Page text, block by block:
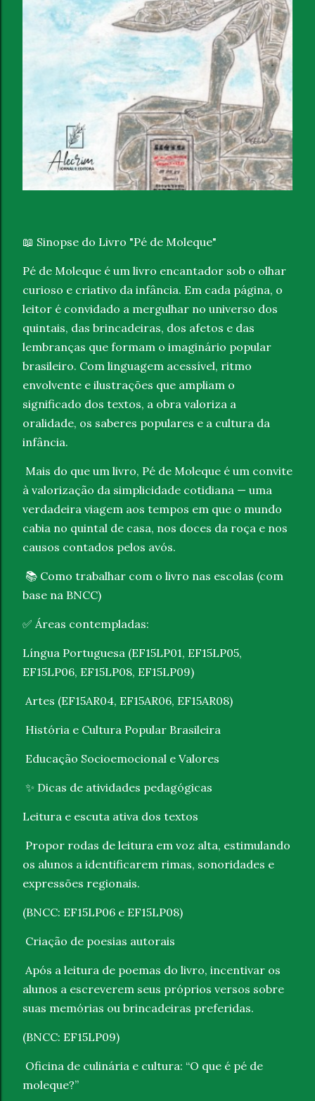
📖 Sinopse do Livro "Pé de Moleque"
Pé de Moleque é um livro encantador sob o olhar
curioso e criativo da infância. Em cada página, o
leitor é convidado a mergulhar no universo dos
quintais, das brincadeiras, dos afetos e das
lembranças que formam o imaginário popular
brasileiro. Com linguagem acessível, ritmo
envolvente e ilustrações que ampliam o
significado dos textos, a obra valoriza a
oralidade, os saberes populares e a cultura da
infância.
Mais do que um livro, Pé de Moleque é um convite
à valorização da simplicidade cotidiana — uma
verdadeira viagem aos tempos em que o mundo
cabia no quintal de casa, nos doces da roça e nos
causos contados pelos avós.
📚 Como trabalhar com o livro nas escolas (com
base na BNCC)
✅ Áreas contempladas:
Língua Portuguesa (EF15LP01, EF15LP05,
EF15LP06, EF15LP08, EF15LP09)
Artes (EF15AR04, EF15AR06, EF15AR08)
História e Cultura Popular Brasileira
Educação Socioemocional e Valores
✨ Dicas de atividades pedagógicas
Leitura e escuta ativa dos textos
Propor rodas de leitura em voz alta, estimulando
os alunos a identificarem rimas, sonoridades e
expressões regionais.
(BNCC: EF15LP06 e EF15LP08)
Criação de poesias autorais
Após a leitura de poemas do livro, incentivar os
alunos a escreverem seus próprios versos sobre
suas memórias ou brincadeiras preferidas.
(BNCC: EF15LP09)
Oficina de culinária e cultura: “O que é pé de
moleque?”